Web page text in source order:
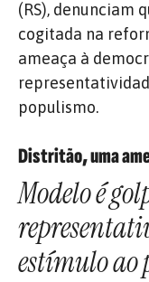
(RS), denunciam
cogitada na
ameaça à
populismo.
Distritão, uma
Modelo é
estímulo ao